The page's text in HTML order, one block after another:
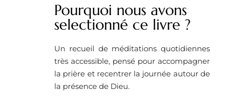
Pourquoi nous avons
selectionné ce livre ?
Un recueil de méditations quotidiennes
très accessible, pensé pour accompagner
la prière et recentrer la journée autour de
la présence de Dieu.